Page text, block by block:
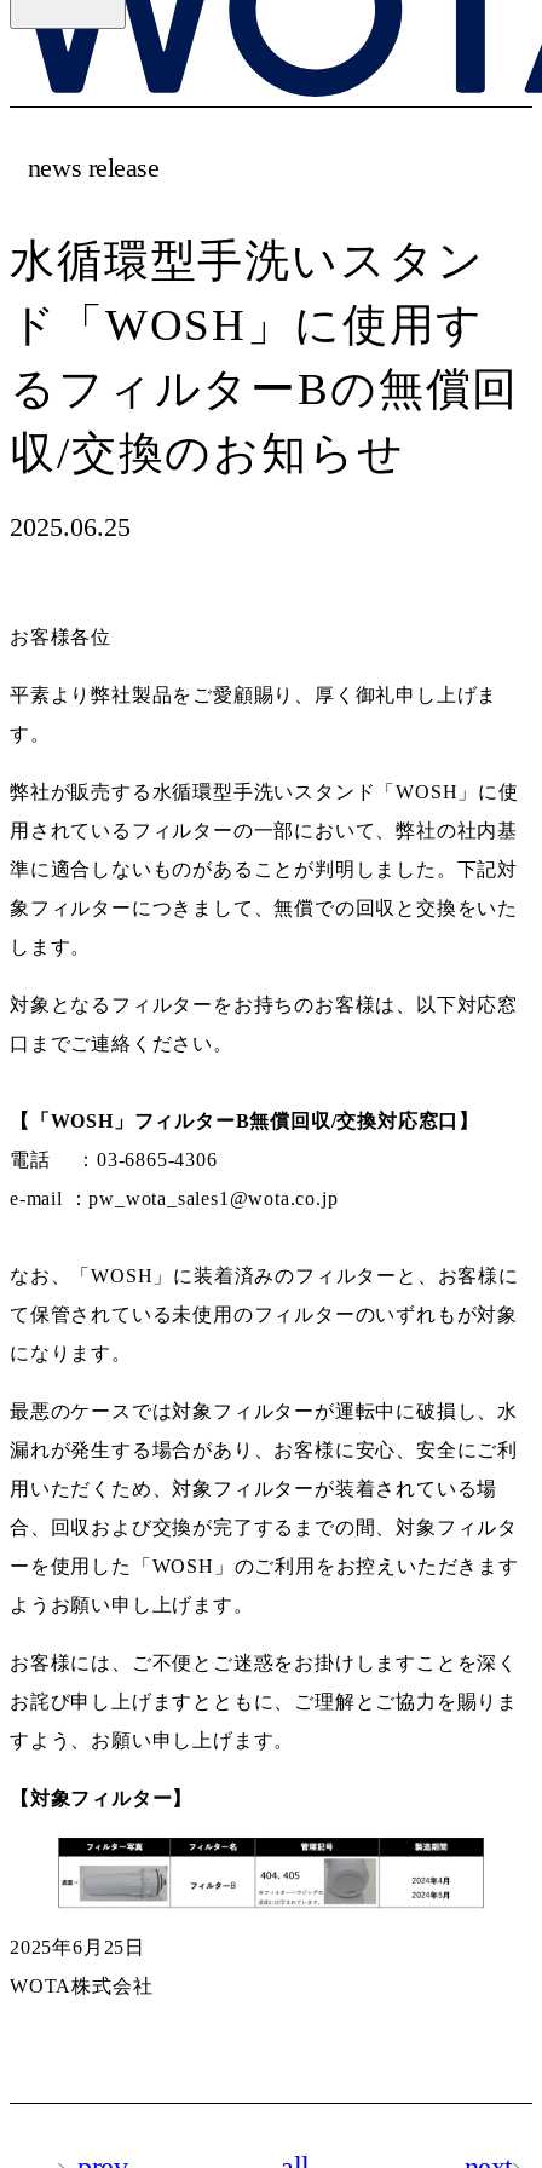
news release
水循環型手洗いスタン
ド「WOSH」に使用す
るフィルターBの無償回
収/交換のお知らせ
2025.06.25
お客様各位
平素より弊社製品をご愛顧賜り、厚く御礼申し上げま
す。
弊社が販売する水循環型手洗いスタンド「WOSH」に使
用されているフィルターの一部において、弊社の社内基
準に適合しないものがあることが判明しました。下記対
象フィルターにつきまして、無償での回収と交換をいた
します。
対象となるフィルターをお持ちのお客様は、 以下対応窓
口までご連絡ください。
【「WOSH」フィルターB無償回収/交換対応窓口】
電話 ：03-6865-4306
e-mail ：pw_wota_sales1@wota.co.jp
なお、「WOSH」に装着済みのフィルターと、お客様に
て保管されている未使用のフィルターのいずれもが対象
になります。
最悪のケースでは対象フィルターが運転中に破損し、水
漏れが発生する場合があり、お客様に安心、安全にご利
用いただくため、対象フィルターが装着されている場
合、回収および交換が完了するまでの間、対象フィルタ
ーを使用した「WOSH」のご利用をお控えいただきます
ようお願い申し上げます。
お客様には、ご不便とご迷惑をお掛けしますことを深く
お詫び申し上げますとともに、ご理解とご協力を賜りま
すよう、お願い申し上げます。
【対象フィルター】
2025年6月25日
WOTA株式会社